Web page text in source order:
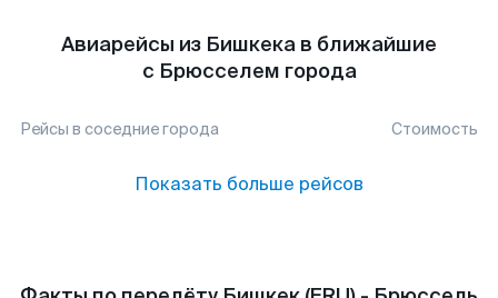
Авиарейсы из Бишкека в ближайшие
с Брюсселем города
Рейсы в соседние города Стоимость
Показать больше рейсов